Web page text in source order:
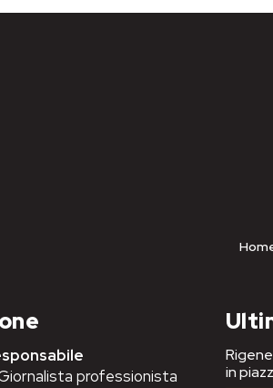
professionista
in